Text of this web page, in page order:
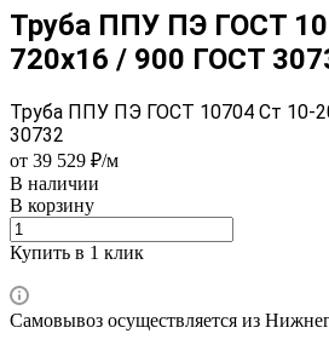
Труба ППУ ПЭ ГОСТ
720x16 / 900 ГОСТ
Труба ППУ ПЭ ГОСТ 10704 Ст 10-
30732
от 39 529 ₽/м
В наличии
В корзину
Купить в 1 клик
Самовывоз осуществляется из